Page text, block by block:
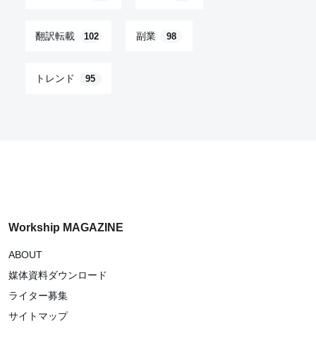
翻訳転載 102 副業 98
トレンド 95
Workship MAGAZINE
ABOUT
媒体資料ダウンロード
ライター募集
サイトマップ